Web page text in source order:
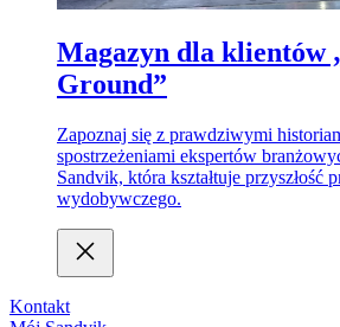
Magazyn dla klientów
Ground”
Zapoznaj się z prawdziwymi
spostrzeżeniami ekspertów
Sandvik, która kształtuje przyszłość
wydobywczego.
Kontakt